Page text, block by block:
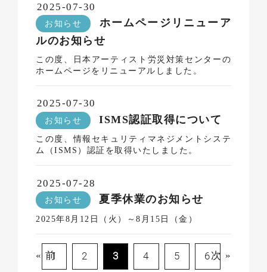
2025-07-30
お知らせ
ホームページリニューア
ルのお知らせ
この度、日本アーティスト労災対策センターの
ホームページをリニューアルしました。
2025-07-30
お知らせ ISMS認証取得について
この度、情報セキュリティマネジメントシステ
ム（ISMS）認証を取得いたしました。
2025-07-28
お知らせ 夏季休業のお知らせ
2025年8月12日（火）～8月15日（金）
« 前
1 2 3 4 5 6次 »